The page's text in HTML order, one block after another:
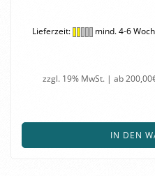
Lieferzeit: mind. 4-6
zzgl. 19% MwSt. | ab
IN DEN